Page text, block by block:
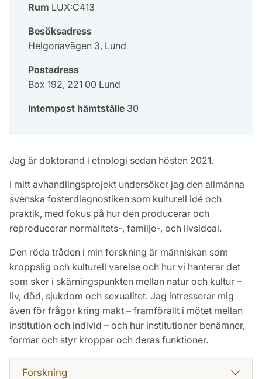
Rum LUX:C413
Besöksadress
Helgonavägen 3, Lund
Postadress
Box 192, 221 00 Lund
Internpost hämtställe 30
Jag är doktorand i etnologi sedan hösten 2021.
I mitt avhandlingsprojekt undersöker jag den allmänna
svenska fosterdiagnostiken som kulturell idé och
praktik, med fokus på hur den producerar och
reproducerar normalitets-, familje-, och livsideal.
Den röda tråden i min forskning är människan som
kroppslig och kulturell varelse och hur vi hanterar det
som sker i skärningspunkten mellan natur och kultur –
liv, död, sjukdom och sexualitet. Jag intresserar mig
även för frågor kring makt – framförallt i mötet mellan
institution och individ – och hur institutioner benämner,
formar och styr kroppar och deras funktioner.
Forskning